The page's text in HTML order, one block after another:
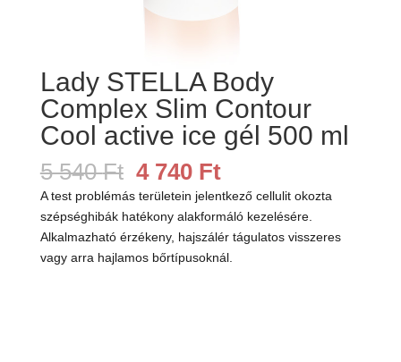
Lady STELLA Body
Complex Slim Contour
Cool active ice gél 500 ml
5 540Ft Original
price
was:
5
540 Ft.
4 740 FtCurrent
price
is:
4
740 Ft.
A test problémás területein jelentkező cellulit okozta
szépséghibák hatékony alakformáló kezelésére.
Alkalmazható érzékeny, hajszálér tágulatos visszeres
vagy arra hajlamos bőrtípusoknál.